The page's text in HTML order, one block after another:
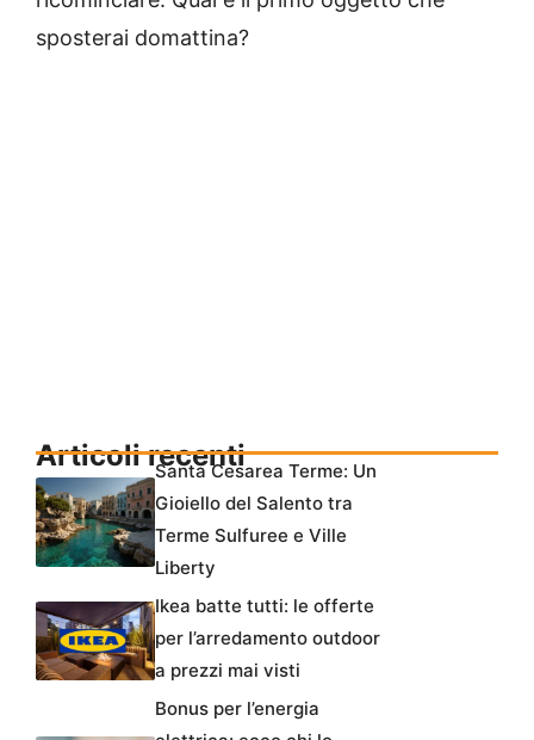
sposterai domattina?
Articoli recentiSanta Cesarea Terme: Un
Gioiello del Salento tra
Terme Sulfuree e Ville
Liberty
Ikea batte tutti: le offerte
per l’arredamento outdoor
a prezzi mai visti
Bonus per l’energia